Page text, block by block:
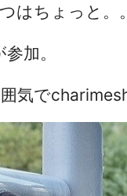
はちょっと。
加。
気で